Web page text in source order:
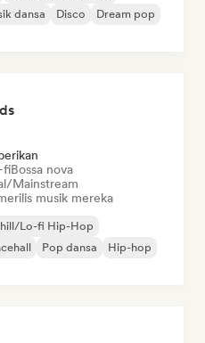
dansa Disco
Dream pop
fiBossa nova
Mainstream
musik mereka
Lo-fi Hip-Hop
Pop dansa
Hip-hop